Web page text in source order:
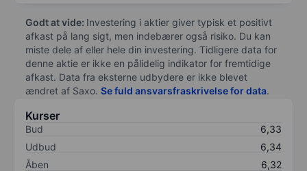
Godt at vide: Investering i aktier giver typisk et positivt
afkast på lang sigt, men indebærer også risiko. Du kan
miste dele af eller hele din investering. Tidligere data for
denne aktie er ikke en pålidelig indikator for fremtidige
afkast. Data fra eksterne udbydere er ikke blevet
ændret af Saxo. Se fuld ansvarsfraskrivelse for data.
Kurser
Bud
6,33
Udbud
6,34
Åben
6,32